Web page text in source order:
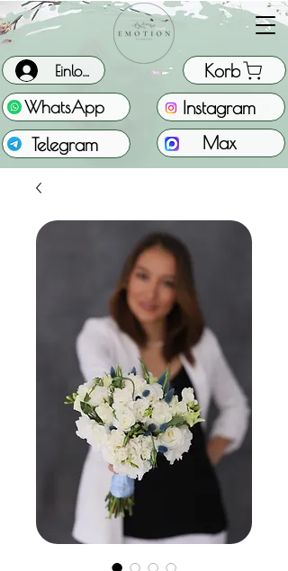
WhatsApp
Korb
Einloggen
Telegram Max
Instagram